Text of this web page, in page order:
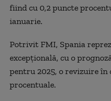
fiind cu 0,2 puncte
ianuarie.
Potrivit FMI, Spania
excepţională, cu o
pentru 2025, o revizuire în
procentuale.